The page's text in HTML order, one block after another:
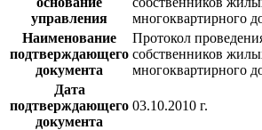
управления
многоквартирного
Наименование
подтверждающего
документа
Протокол
собственников
многоквартирного
Дата
подтверждающего
документа
03.10.2010 г.